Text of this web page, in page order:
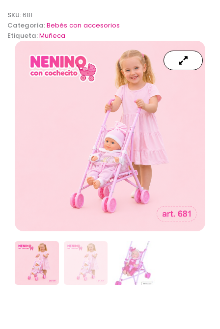
SKU:681
Categoría:Bebés con accesorios
Etiqueta:Muñeca